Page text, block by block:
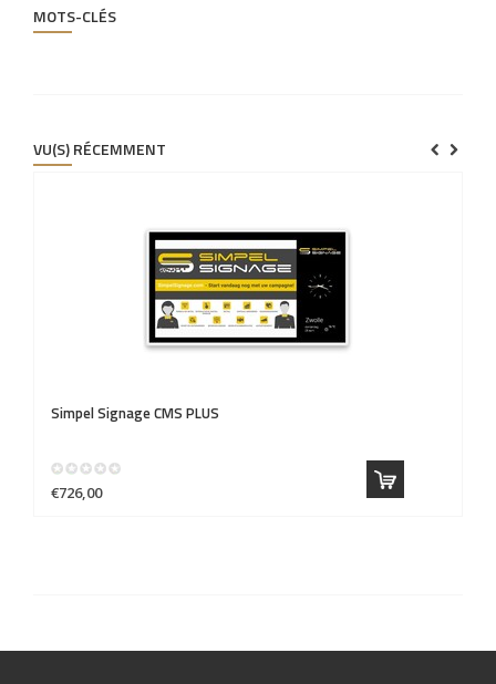
MOTS-CLÉS
VU(S) RÉCEMMENT
Simpel Signage CMS PLUS
€726,00